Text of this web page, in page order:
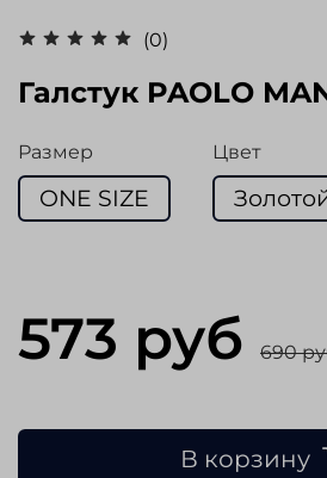
(0)
Галстук PAOLO
Размер
ONE SIZE
Цвет
573 руб 690
В корзину